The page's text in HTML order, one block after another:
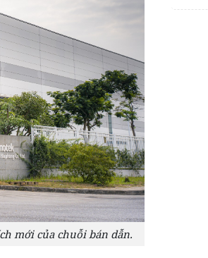
mới của chuỗi bán dẫn.